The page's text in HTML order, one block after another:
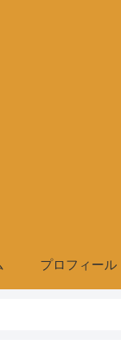
プロフィール